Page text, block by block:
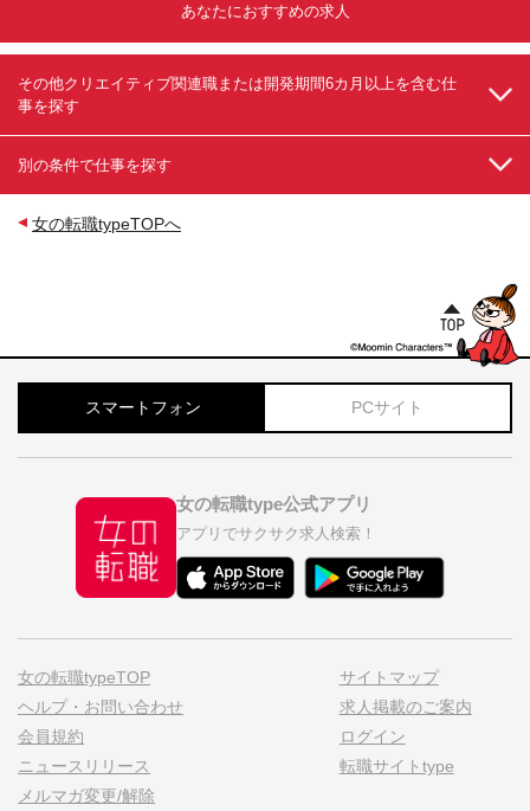
あなたにおすすめの求人
その他クリエイティブ関連職または開発期間6カ月以上を含む仕
事を探す
別の条件で仕事を探す
女の転職typeTOPへ
スマートフォン PCサイト
女の転職type公式アプリ
アプリでサクサク求人検索！
女の転職typeTOP
ヘルプ・お問い合わせ
会員規約
ニュースリリース
メルマガ変更/解除
サイトマップ
求人掲載のご案内
ログイン
転職サイトtype